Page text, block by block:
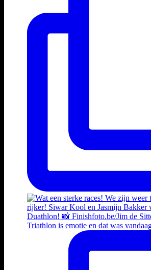
Triathlon is emotie en dat was